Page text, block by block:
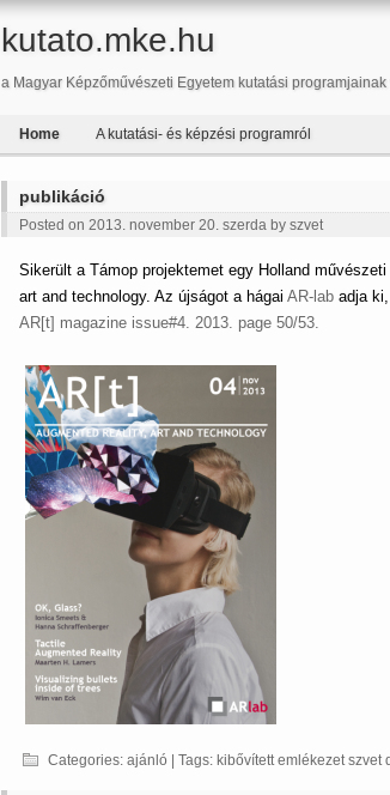
kutato.mke.hu
a Magyar Képzőművészeti Egyetem kutatási
Home A kutatási- és képzési programról
publikáció
Posted on 2013. november 20. szerda by szvet
Sikerült a Támop projektemet egy Holland
art and technology. Az újságot a hágai AR-lab adja
AR[t] magazine issue#4. 2013. page 50/53.
Categories: ajánló | Tags: kibővített emlékezet szvet